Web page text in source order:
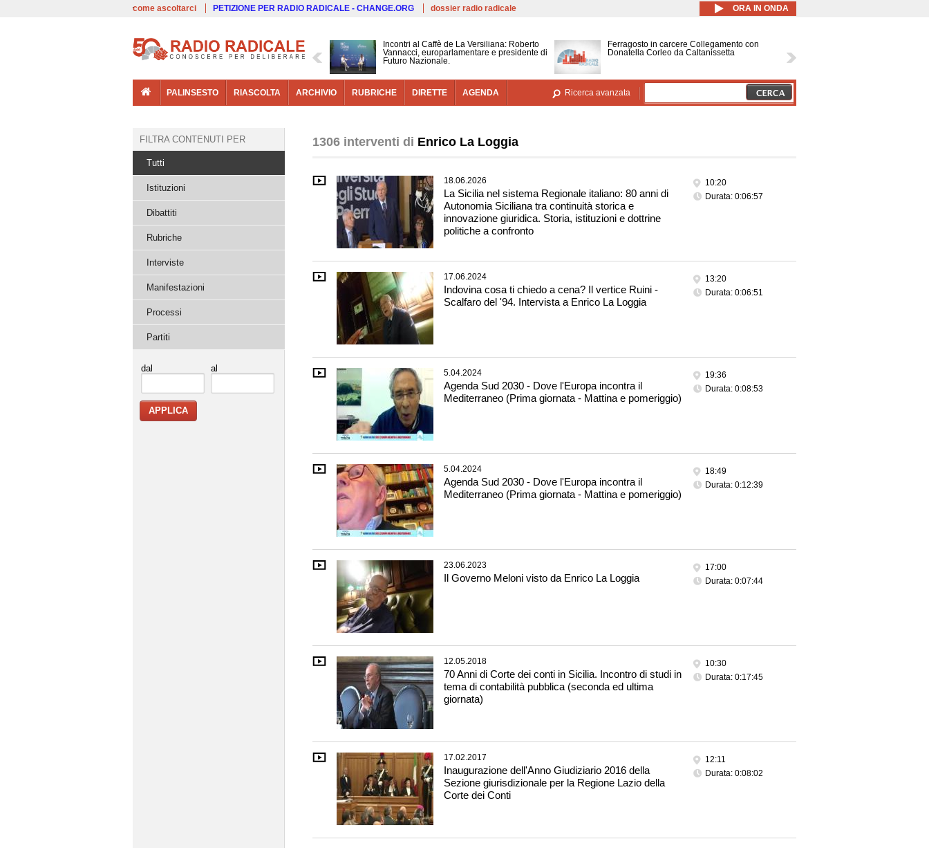
Salta al contenuto principale
come ascoltarci PETIZIONE PER RADIO RADICALE - CHANGE.ORG dossier radio radicale ORA IN ONDA
Incontri al Caffè de La Versiliana: Roberto
Vannacci, europarlamentare e presidente di
Futuro Nazionale.
Ferragosto in carcere Collegamento con
Donatella Corleo da Caltanissetta
PALINSESTO RIASCOLTA ARCHIVIO RUBRICHE DIRETTE AGENDA Ricerca avanzata
1306 interventi di Enrico La Loggia
18.06.2026
La Sicilia nel sistema Regionale italiano: 80 anni di
Autonomia Siciliana tra continuità storica e
innovazione giuridica. Storia, istituzioni e dottrine
politiche a confronto
10:20
Durata: 0:06:57
17.06.2024
Indovina cosa ti chiedo a cena? Il vertice Ruini -
Scalfaro del '94. Intervista a Enrico La Loggia
13:20
Durata: 0:06:51
5.04.2024
Agenda Sud 2030 - Dove l'Europa incontra il
Mediterraneo (Prima giornata - Mattina e pomeriggio)
19:36
Durata: 0:08:53
5.04.2024
Agenda Sud 2030 - Dove l'Europa incontra il
Mediterraneo (Prima giornata - Mattina e pomeriggio)
18:49
Durata: 0:12:39
23.06.2023
Il Governo Meloni visto da Enrico La Loggia
17:00
Durata: 0:07:44
12.05.2018
70 Anni di Corte dei conti in Sicilia. Incontro di studi in
tema di contabilità pubblica (seconda ed ultima
giornata)
10:30
Durata: 0:17:45
17.02.2017
Inaugurazione dell'Anno Giudiziario 2016 della
Sezione giurisdizionale per la Regione Lazio della
Corte dei Conti
12:11
Durata: 0:08:02
FILTRA CONTENUTI PER
Tutti
Istituzioni
Dibattiti
Rubriche
Interviste
Manifestazioni
Processi
Partiti
dal al